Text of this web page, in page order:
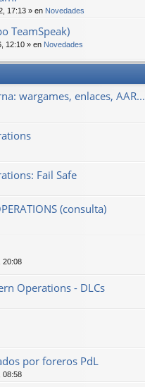
17:13 » en Novedades
TeamSpeak)
12:10 » en Novedades
wargames, enlaces, AAR...
Fail Safe
(consulta)
20:08
Operations - DLCs
por foreros PdL
08:58